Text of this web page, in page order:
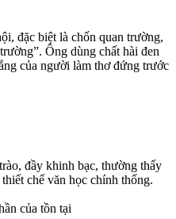
đặc biệt là chốn quan trường,
Ông dùng chất hài đen
của người làm thơ đứng trước
đầy khinh bạc, thường thấy
chế văn học chính thống.
của tồn tại